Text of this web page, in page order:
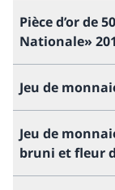
Pièce d’or de
Nationale»
Jeu de
Jeu de
bruni et fleur